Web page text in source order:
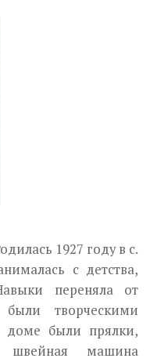
1927 году в с.
с детства,
переняла от
творческими
доме были прялки,
швейная машина